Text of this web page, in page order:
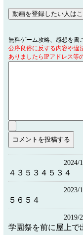
無料ゲーム攻略、感想を書
公序良俗に反する内容や違
ありましたらIPアドレス等
2024/
４３５３４５３４
2023/
５６５４
2019/
学園祭を前に屋上で